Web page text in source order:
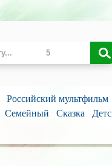
Российский мультфильм
Семейный Сказка